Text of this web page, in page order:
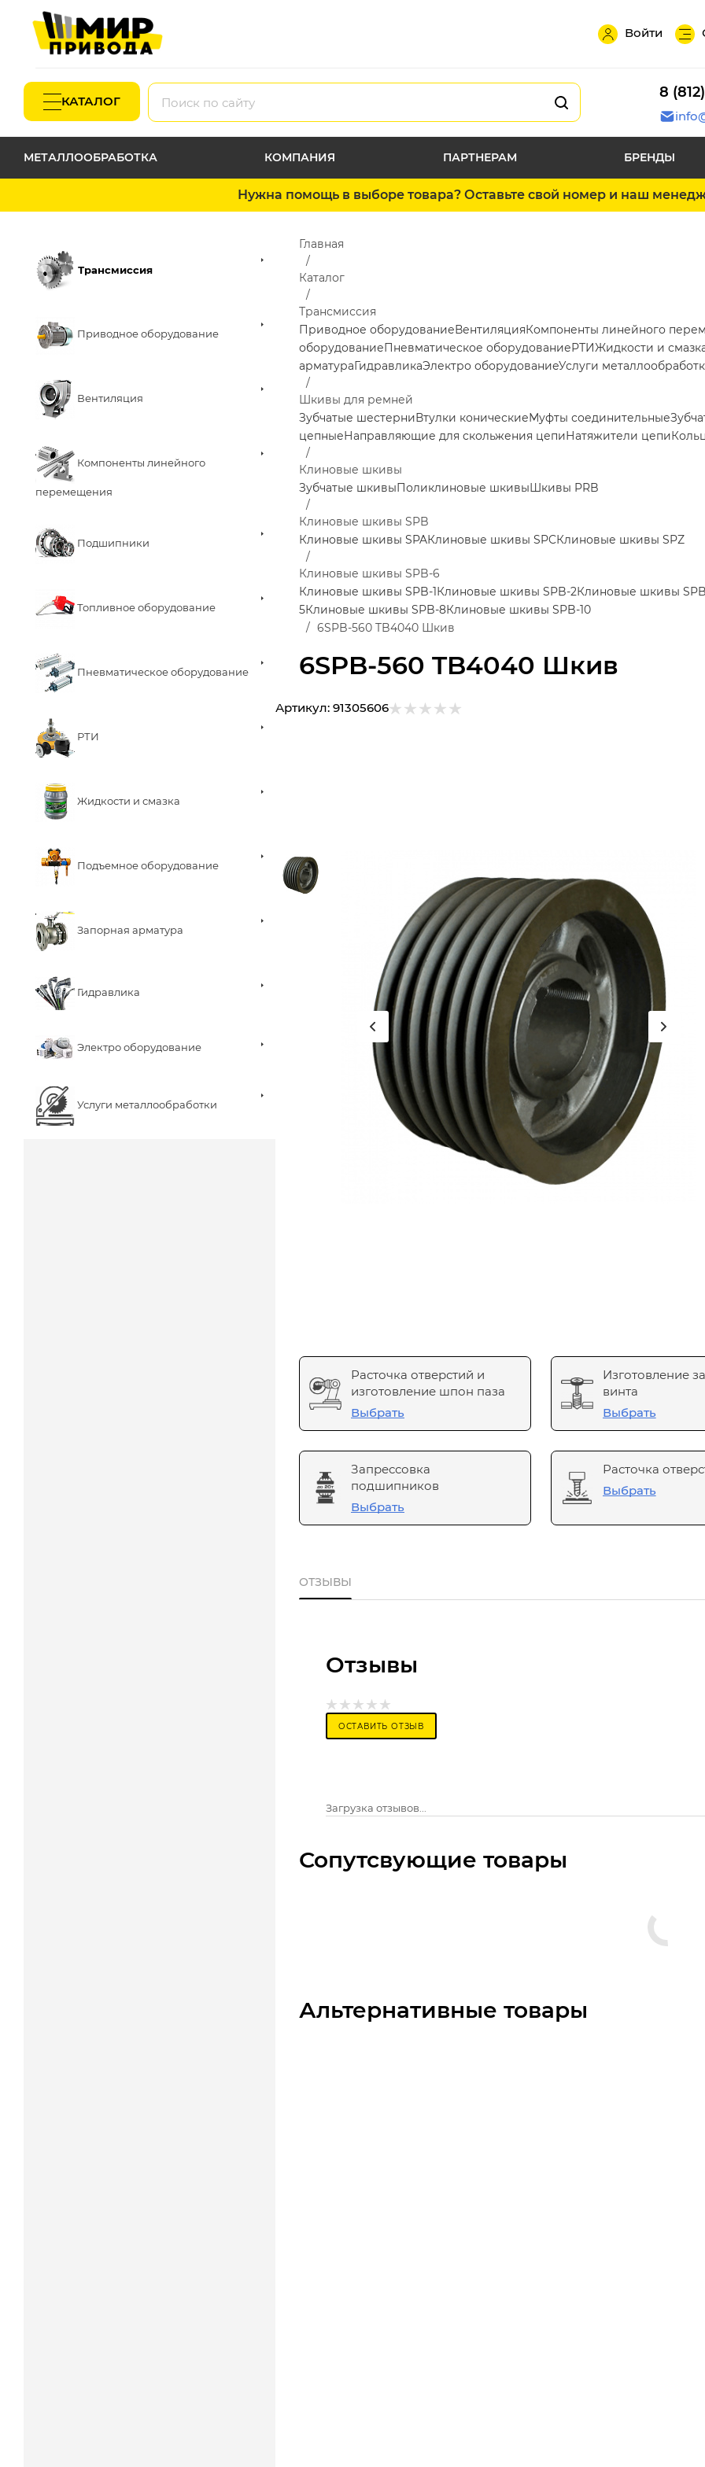
Войти
КАТАЛОГ
8
МЕТАЛЛООБРАБОТКА КОМПАНИЯ ПАРТНЕРАМ БРЕНДЫ
Нужна помощь в выборе товара? Оставьте свой номер и наш
Трансмиссия
Приводное оборудование
Вентиляция
Компоненты линейного
перемещения
Подшипники
Топливное оборудование
Пневматическое оборудование
РТИ
Жидкости и смазка
Подъемное оборудование
Запорная арматура
Гидравлика
Электро оборудование
Услуги металлообработки
6SPB-560 TB4040 Шкив
Главная
Каталог
Трансмиссия
Приводное оборудованиеВентиляцияКомпоненты линейного
оборудованиеПневматическое оборудованиеРТИЖидкости и
арматураГидравликаЭлектро оборудованиеУслуги
Шкивы для ремней
Зубчатые шестерниВтулки коническиеМуфты соединительные
цепныеНаправляющие для скольжения цепиНатяжители цепи
Клиновые шкивы
Зубчатые шкивыПоликлиновые шкивыШкивы PRB
Клиновые шкивы SPB
Клиновые шкивы SPAКлиновые шкивы SPCКлиновые шкивы SPZ
Клиновые шкивы SPB-6
Клиновые шкивы SPB-1Клиновые шкивы SPB-2Клиновые шкивы
5Клиновые шкивы SPB-8Клиновые шкивы SPB-10
6SPB-560 TB4040 Шкив
Артикул: 91305606
Расточка отверстий и
изготовление шпон паза
Выбрать
Изготовление
винта
Выбрать
Запрессовка
подшипников
Выбрать
Расточка
Выбрать
ОТЗЫВЫ
Отзывы
ОСТАВИТЬ ОТЗЫВ
Загрузка отзывов...
Сопутсвующие товары
Альтернативные товары